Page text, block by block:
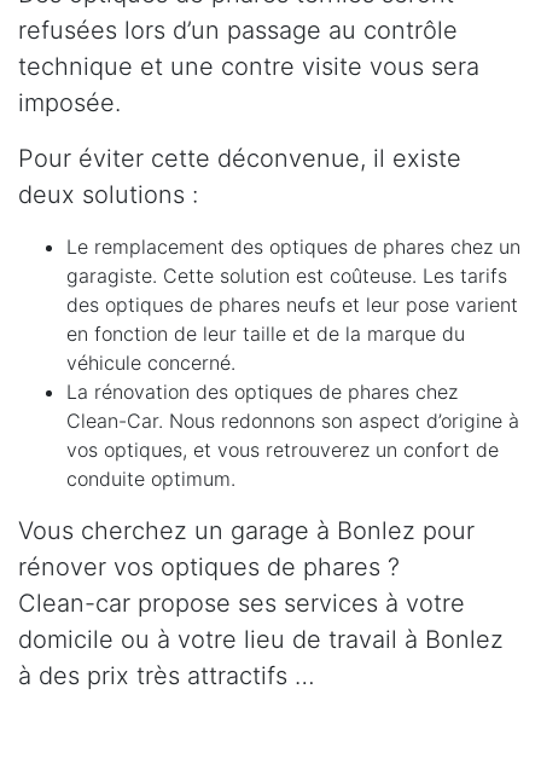
refusées lors d’un passage au contrôle
technique et une contre visite vous sera
imposée.
Pour éviter cette déconvenue, il existe
deux solutions :
Le remplacement des optiques de phares chez un
garagiste. Cette solution est coûteuse. Les tarifs
des optiques de phares neufs et leur pose varient
en fonction de leur taille et de la marque du
véhicule concerné.
La rénovation des optiques de phares chez
Clean-Car. Nous redonnons son aspect d’origine à
vos optiques, et vous retrouverez un confort de
conduite optimum.
Vous cherchez un garage à Bonlez pour
rénover vos optiques de phares ?
Clean-car propose ses services à votre
domicile ou à votre lieu de travail à Bonlez
à des prix très attractifs …